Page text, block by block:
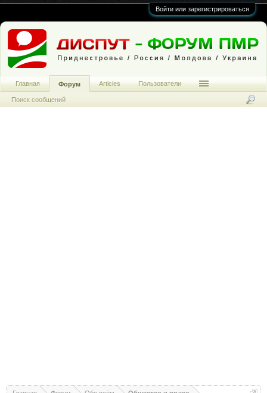
Войти или зарегистрироваться
Главная Форум
Поиск сообщений
Articles Пользователи